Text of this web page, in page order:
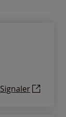
Signaler